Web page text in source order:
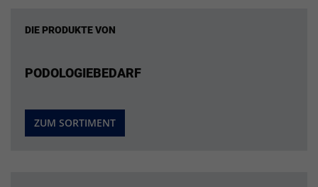
DIE PRODUKTE VON
PODOLOGIEBEDARF
ZUM SORTIMENT